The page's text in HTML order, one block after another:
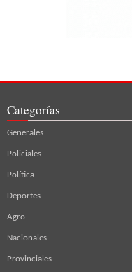
Categorías
Generales
Policiales
Política
Deportes
Agro
Nacionales
Provinciales